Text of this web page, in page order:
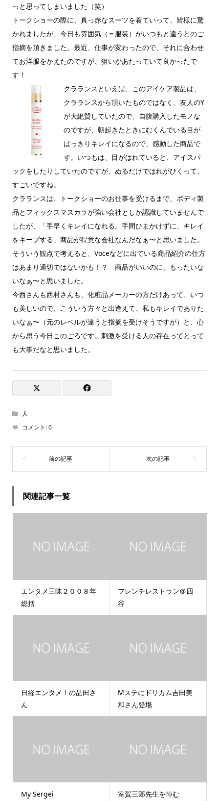
っと思ってしまいました（笑）
トークショーの際に、真っ赤なスーツを着ていって、皆様に驚
かれましたが、今日も雰囲気（＝服装）がいつもと違うとのご
指摘を頂きました。最近、仕事が変わったので、それに合わせ
てお洋服をかえたのですが、狙いがあたっていて良かったで
す！
クラランスといえば、このアイケア製品は、
クラランスから頂いたものではなく、友人のY
が大絶賛していたので、自腹購入したモノな
のですが、朝起きたときにむくんでいる目が
ぱっきりキレイになるので、感動した商品で
す。いつもは、目がはれていると、アイスパ
ックをしたりしていたのですが、ぬるだけではれがひくって、
すごいですね。
クラランスは、トークショーのお仕事を受けるまで、ボディ製
品とフィックスマスカラが強い会社としか認識していませんで
したが、「手早くキレイになれる。手間ひまかけずに、キレイ
をキープする」商品が得意な会社なんだなぁ〜と思いました。
そういう観点で考えると、Voceなどに出ている商品紹介の仕方
はあまり適切ではないかも！？ 商品がいいのに、もったいな
いなぁ〜と思いました。
今西さんも西村さんも、化粧品メーカーの方だけあって、いつ
も美しいので、こういう方々と出逢えて、私もキレイでありた
いなぁ〜（元のレベルが違うと指摘を受けそうですが）と、心
から思う今日このごろです。刺激を受ける人の存在ってとって
も大事だなと思いました。
人
コメント:0
関連記事一覧
エンタメ三昧２００８年
総括
フレンチレストラン＠四
谷
日経エンタメ！の品田さ
ん
Mステにドリカム吉田美
和さん登場
My Sergei 室賀三郎先生を悼む